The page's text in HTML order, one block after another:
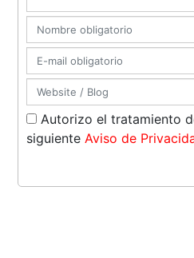
Autorizo el tratamiento
siguienteAviso de